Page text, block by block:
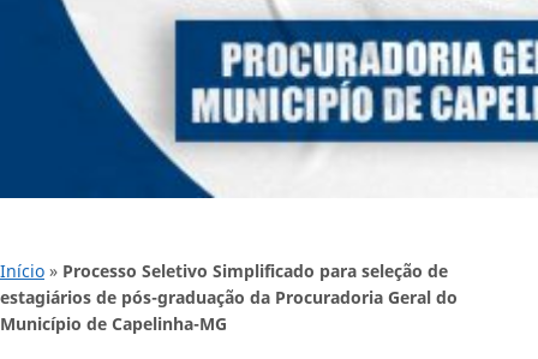
Início » Processo Seletivo Simplificado para seleção de
estagiários de pós-graduação da Procuradoria Geral do
Município de Capelinha-MG